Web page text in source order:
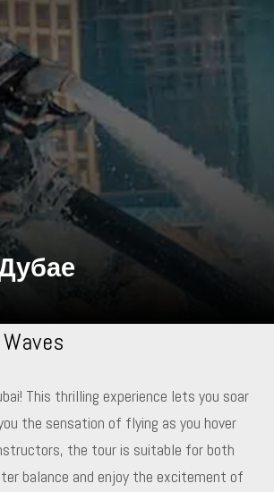
This thrilling experience lets you soar
the sensation of flying as you hover
the tour is suitable for both
balance and enjoy the excitement of